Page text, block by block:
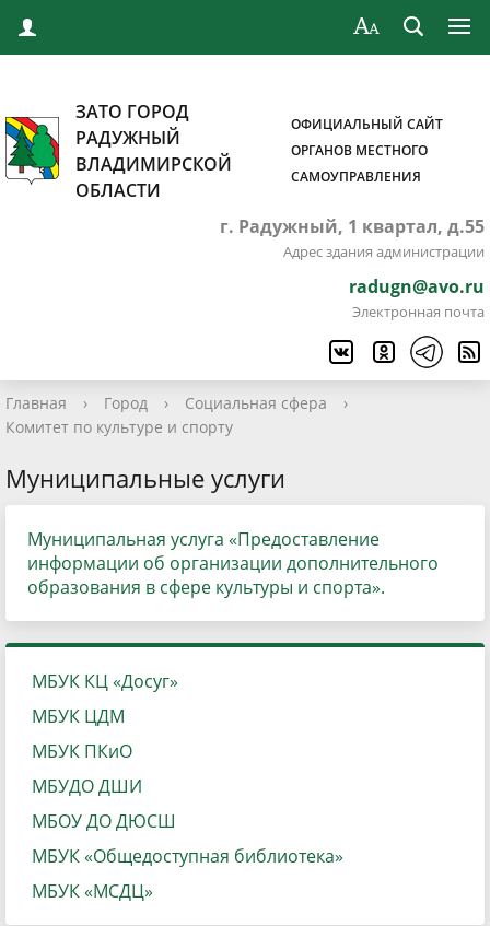
ЗАТО ГОРОД
РАДУЖНЫЙ
ВЛАДИМИРСКОЙ
ОБЛАСТИ
ОФИЦИАЛЬНЫЙ САЙТ
ОРГАНОВ МЕСТНОГО
САМОУПРАВЛЕНИЯ
г. Радужный, 1 квартал, д.55
Адрес здания администрации
radugn@avo.ru
Электронная почта
Главная › Город › Социальная сфера
›
Комитет по культуре и спорту
Муниципальные услуги
Муниципальная услуга «Предоставление
информации об организации дополнительного
образования в сфере культуры и спорта».
МБУК КЦ «Досуг»
МБУК ЦДМ
МБУК ПКиО
МБУДО ДШИ
МБОУ ДО ДЮСШ
МБУК «Общедоступная библиотека»
МБУК «МСДЦ»